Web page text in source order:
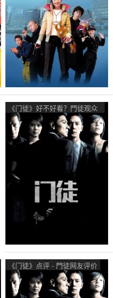
《门徒》好不好看？門徒观众
点评及剧本
《门徒》点评 - 門徒网友评价